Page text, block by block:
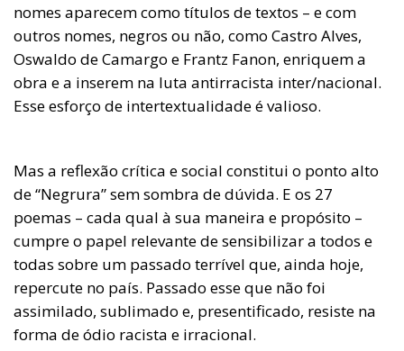
nomes aparecem como títulos de textos – e com
outros nomes, negros ou não, como Castro Alves,
Oswaldo de Camargo e Frantz Fanon, enriquem a
obra e a inserem na luta antirracista inter/nacional.
Esse esforço de intertextualidade é valioso.
Mas a reflexão crítica e social constitui o ponto alto
de “Negrura” sem sombra de dúvida. E os 27
poemas – cada qual à sua maneira e propósito –
cumpre o papel relevante de sensibilizar a todos e
todas sobre um passado terrível que, ainda hoje,
repercute no país. Passado esse que não foi
assimilado, sublimado e, presentificado, resiste na
forma de ódio racista e irracional.